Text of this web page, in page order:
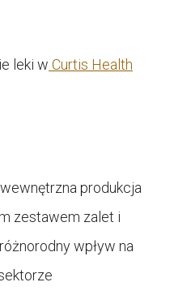
leki w Curtis Health
produkcja
zestawem zalet i
wpływ na